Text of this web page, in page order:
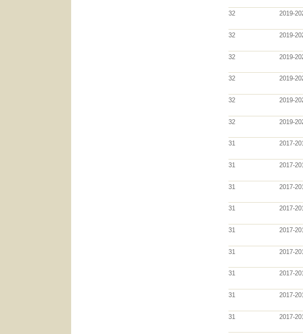
32
2019-
32
2019-
32
2019-
32
2019-
32
2019-
32
2019-
31
2017-
31
2017-
31
2017-
31
2017-
31
2017-
31
2017-
31
2017-
31
2017-
31
2017-